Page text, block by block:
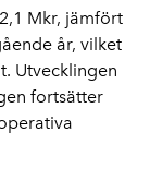
Mkr, jämfört
år, vilket
Utvecklingen
fortsätter